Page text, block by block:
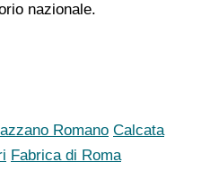
nazionale.
Romano Calcata
Fabrica di Roma